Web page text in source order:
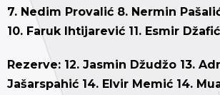
7. Nedim Provalić 8. Nermin
10. Faruk Ihtijarević 11. Esmir Džafić
Rezerve: 12. Jasmin Džudžo 13.
Jašarspahić 14. Elvir Memić 14.